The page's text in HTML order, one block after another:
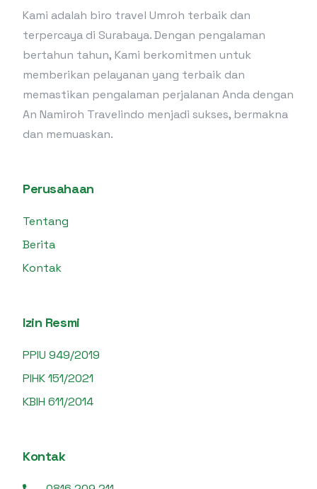
Kami adalah biro travel Umroh terbaik dan
terpercaya di Surabaya. Dengan pengalaman
bertahun tahun, Kami berkomitmen untuk
memberikan pelayanan yang terbaik dan
memastikan pengalaman perjalanan Anda dengan
An Namiroh Travelindo menjadi sukses, bermakna
dan memuaskan.
Perusahaan
Tentang
Berita
Kontak
Izin Resmi
PPIU 949/2019
PIHK 151/2021
KBIH 611/2014
Kontak